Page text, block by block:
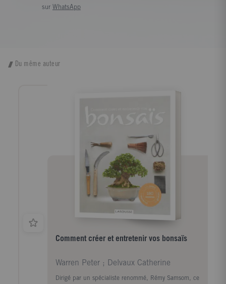
sur WhatsApp
Du même auteur
Comment créer et entretenir vos bonsaïs
Warren Peter ; Delvaux Catherine
Dirigé par un spécialiste renommé, Rémy Samsom, ce